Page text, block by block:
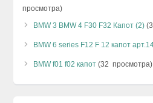
просмотра)
BMW 3 BMW 4 F30 F32 Капот (2)
BMW 6 series F12 F 12 капот
BMW f01 f02 капот (32 просмотра)